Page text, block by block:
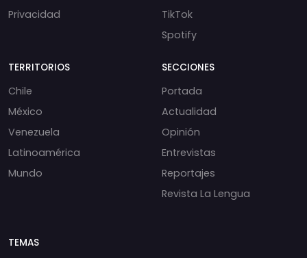
Privacidad
TikTok
Spotify
TERRITORIOS
Chile
México
Venezuela
Latinoamérica
Mundo
SECCIONES
Portada
Actualidad
Opinión
Entrevistas
Reportajes
Revista La Lengua
TEMAS